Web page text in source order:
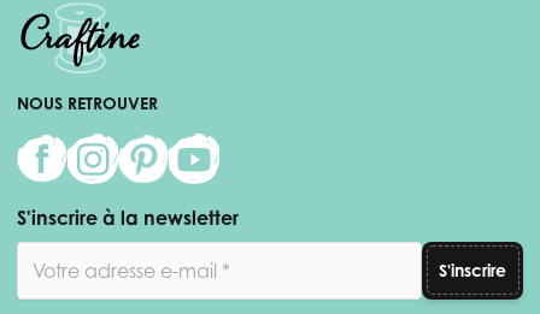
NOUS RETROUVER
S'inscrire à la newsletter
S'inscrire